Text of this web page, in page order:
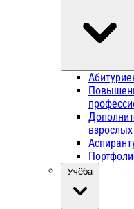
взрослых
Учёба